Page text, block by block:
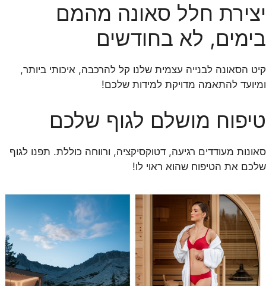
יצירת חלל סאונה מהמם
בימים, לא בחודשים
קיט הסאונה לבנייה עצמית שלנו קל להרכבה, איכותי ביותר,
ומיועד להתאמה מדויקת למידות שלכם!
טיפוח מושלם לגוף שלכם
סאונות מעודדים רגיעה, דטוקסיקציה, ורווחה כוללת. תפנו לגוף
שלכם את הטיפוח שהוא ראוי לו!